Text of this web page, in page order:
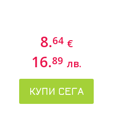
8.64 €
16.89 лв.
КУПИ СЕГА